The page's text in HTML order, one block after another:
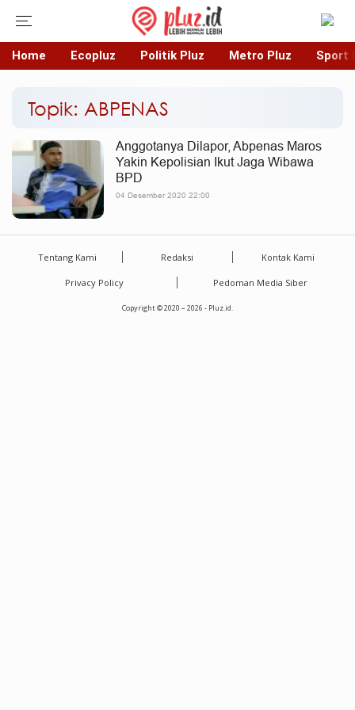
Home Ecopluz Politik Pluz Metro Pluz Sport
Topik: ABPENAS
Anggotanya Dilapor, Abpenas Maros
Yakin Kepolisian Ikut Jaga Wibawa
BPD
04 Desember 2020 22:00
Tentang Kami Redaksi Kontak Kami
Privacy Policy Pedoman Media Siber
Copyright © 2020 – 2026 - Pluz.id.